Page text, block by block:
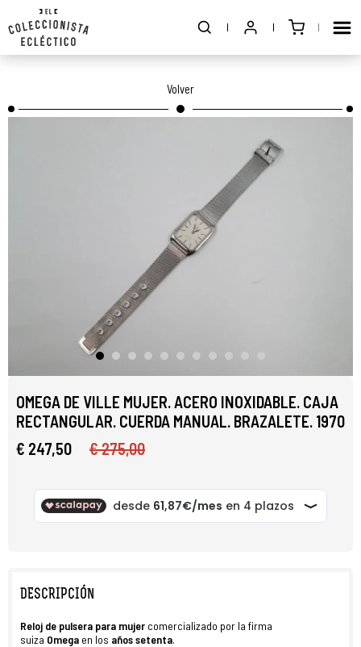
Volver
OMEGA DE VILLE MUJER. ACERO INOXIDABLE. CAJA
RECTANGULAR. CUERDA MANUAL. BRAZALETE. 1970
€ 247,50
€ 275,00
DESCRIPCIÓN
Reloj de pulsera para mujer comercializado por la firma
suiza Omega en los años setenta.